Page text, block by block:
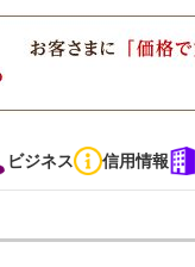
ビジネス 信用情報